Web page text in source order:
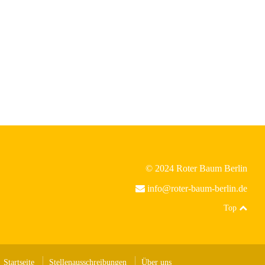
© 2024 Roter Baum Berlin
info@roter-baum-berlin.de
Top
Startseite Stellenausschreibungen Über uns